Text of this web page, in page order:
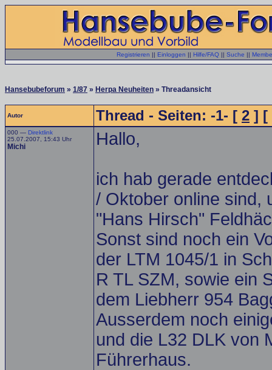
Registrieren || Einloggen || Hilfe/FAQ || Suche ||
Hansebubeforum » 1/87 » Herpa Neuheiten » Threadansicht
Autor Thread - Seiten: -1- [ 2 ] [
000 — Direktlink
25.07.2007, 15:43 Uhr
Michi Hallo,
ich hab gerade
/ Oktober online sind,
"Hans Hirsch"
Sonst sind noch ein
der LTM 1045/1 in
R TL SZM, sowie ein
dem Liebherr 954
Ausserdem noch
und die L32 DLK von
Führerhaus.